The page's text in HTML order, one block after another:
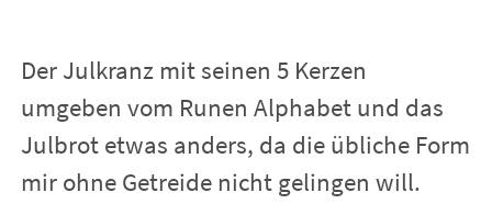
Der Julkranz mit seinen 5 Kerzen
umgeben vom Runen Alphabet und das
Julbrot etwas anders, da die übliche Form
mir ohne Getreide nicht gelingen will.